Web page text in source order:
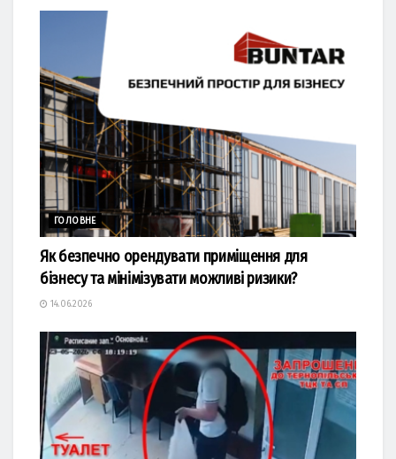
ГОЛОВНЕ
Як безпечно орендувати приміщення для
бізнесу та мінімізувати можливі ризики?
14.06.2026